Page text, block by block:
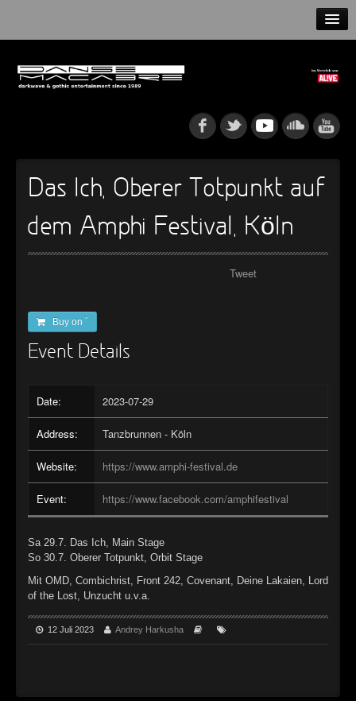
NEWS
►
Oberer Totpunkt
► Die Krieger
► Imperator
► Maschinenherz
Oberer Totpunkt
► Der Siebte Tag
Oberer Totpunkt
Oberer Totpunkt
► Blutmond
►
Oberer Totpunkt
► Teufels Lehrerin
Oberer Totpunkt
Das Ich, Oberer Totpunkt auf
dem Amphi Festival, Köln
Tweet
Buy on ´
Event Details
Date: 2023-07-29
Address: Tanzbrunnen - Köln
Website: https://www.amphi-festival.de
Event: https://www.facebook.com/amphifestival
Sa 29.7. Das Ich, Main Stage
So 30.7. Oberer Totpunkt, Orbit Stage
Mit OMD, Combichrist, Front 242, Covenant, Deine Lakaien, Lord
of the Lost, Unzucht u.v.a.
12 Juli 2023 Andrey Harkusha